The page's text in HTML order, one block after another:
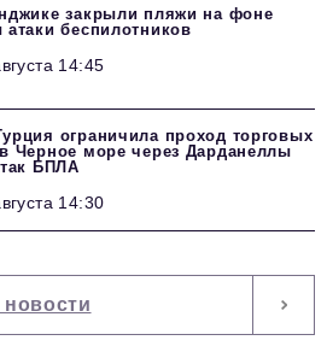
закрыли пляжи на фоне
атаки беспилотников
14:45
ограничила проход торговых
Черное море через Дарданеллы
БПЛА
14:30
новости